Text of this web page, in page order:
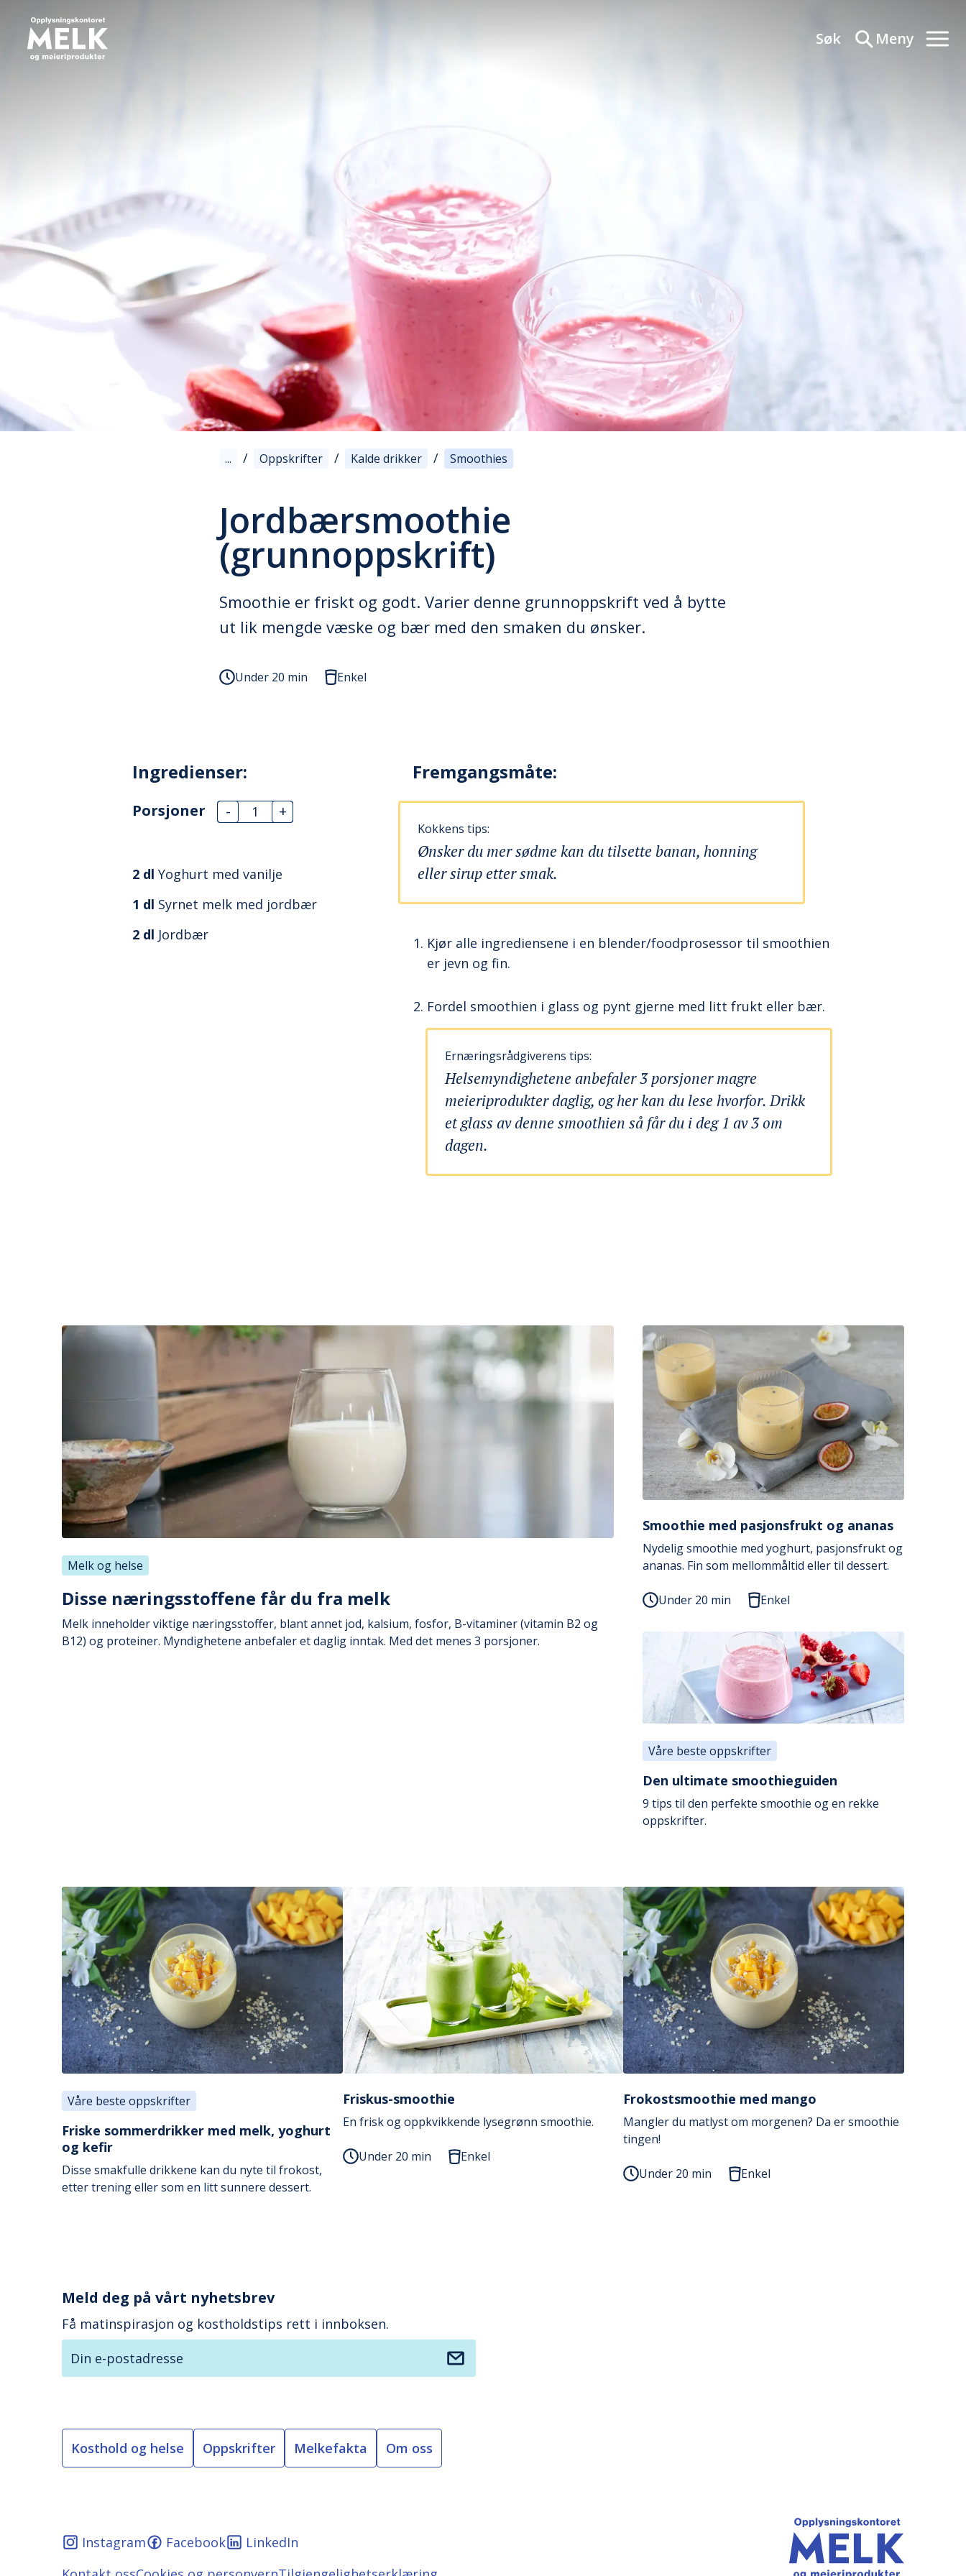
Søk Meny
... / Oppskrifter / Kalde drikker / Smoothies
Jordbærsmoothie
(grunnoppskrift)
Smoothie er friskt og godt. Varier denne grunnoppskrift ved å bytte
ut lik mengde væske og bær med den smaken du ønsker.
Under 20 min Enkel
Ingredienser:
Porsjoner - +
2 dl Yoghurt med vanilje
1 dl Syrnet melk med jordbær
2 dl Jordbær
Fremgangsmåte:
Kokkens tips:
Ønsker du mer sødme kan du tilsette banan, honning
eller sirup etter smak.
Kjør alle ingrediensene i en blender/foodprosessor til smoothien
er jevn og fin.
Fordel smoothien i glass og pynt gjerne med litt frukt eller bær.
Ernæringsrådgiverens tips:
Helsemyndighetene anbefaler 3 porsjoner magre
meieriprodukter daglig, og her kan du lese hvorfor. Drikk
et glass av denne smoothien så får du i deg 1 av 3 om
dagen.
Melk og helse
Disse næringsstoffene får du fra melk
Melk inneholder viktige næringsstoffer, blant annet jod, kalsium, fosfor, B-vitaminer (vitamin B2 og
B12) og proteiner. Myndighetene anbefaler et daglig inntak. Med det menes 3 porsjoner.
Smoothie med pasjonsfrukt og ananas
Nydelig smoothie med yoghurt, pasjonsfrukt og
ananas. Fin som mellommåltid eller til dessert.
Under 20 min Enkel
Våre beste oppskrifter
Den ultimate smoothieguiden
9 tips til den perfekte smoothie og en rekke
oppskrifter.
Våre beste oppskrifter
Friske sommerdrikker med melk, yoghurt
og kefir
Disse smakfulle drikkene kan du nyte til frokost,
etter trening eller som en litt sunnere dessert.
Friskus-smoothie
En frisk og oppkvikkende lysegrønn smoothie.
Under 20 min Enkel
Frokostsmoothie med mango
Mangler du matlyst om morgenen? Da er smoothie
tingen!
Under 20 min Enkel
Meld deg på vårt nyhetsbrev
Få matinspirasjon og kostholdstips rett i innboksen.
Kosthold og helse Oppskrifter Melkefakta Om oss
Instagram Facebook
LinkedIn